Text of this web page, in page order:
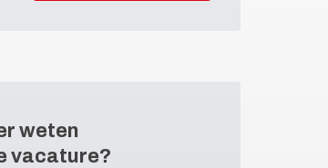
weten
vacature?